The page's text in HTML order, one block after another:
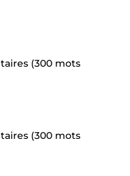
(300 mots
(300 mots